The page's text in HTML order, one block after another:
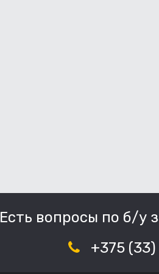
Есть вопросы по б/у
+375